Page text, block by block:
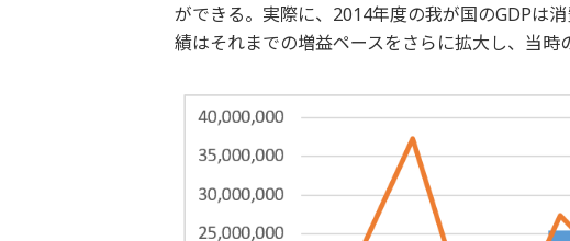
ができる。実際に、2014年度の我が国のGDPは
績はそれまでの増益ペースをさらに拡大し、当時